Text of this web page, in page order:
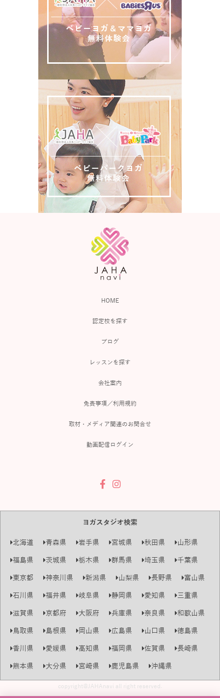
HOME
認定校を探す
ブログ
レッスンを探す
会社案内
免責事項／利用規約
取材・メディア関連のお問合せ
動画配信ログイン
ヨガスタジオ検索
北海道 青森県 岩手県 宮城県 秋田県
山形県
福島県
茨城県 栃木県 群馬県 埼玉県
千葉県
東京都
神奈川県 新潟県 山梨県 長野県
富山県
石川県
福井県 岐阜県 静岡県 愛知県
三重県
滋賀県
京都府 大阪府 兵庫県 奈良県
和歌山県
鳥取県
島根県 岡山県 広島県 山口県
徳島県
香川県
愛媛県 高知県 福岡県 佐賀県
長崎県
熊本県
大分県 宮崎県 鹿児島県 沖縄県
copyright@JAHAnavi all right reserved.